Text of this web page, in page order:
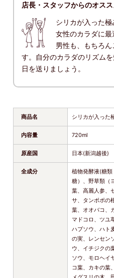
店長・スタッフからのオス
シリカが入った
女性のカラダに最
男性も、もちろ
す。自分のカラダのリズム
日を送りましょう。
商品名 シリカが入った
内容量 720ml
原産国 日本(新潟越後)
全成分
植物発酵液(糖
糖）、野草類（
葉、高麗人参、
サ、タンポポの
葉、オオバコ、
マドコロ、ツユ
ハブソウ、ハト
の実、レンセン
ウ、イチジクの
ソウ、モロヘイ
コ葉、カキの葉